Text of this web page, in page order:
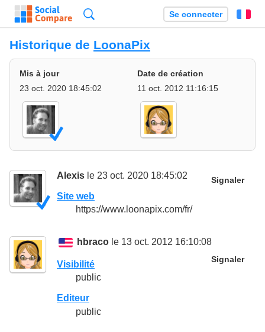
Se connecter
Historique de LoonaPix
Mis à jour
23 oct. 2020 18:45:02
Date de création
11 oct. 2012 11:16:15
Alexis le 23 oct. 2020 18:45:02 Signaler
Site web
https://www.loonapix.com/fr/
hbraco le 13 oct. 2012 16:10:08
Signaler
Visibilité
public
Editeur
public